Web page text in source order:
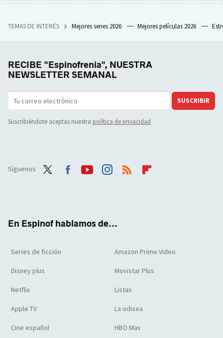
TEMAS DE INTERÉS Mejores series 2026 Mejores películas 2026
RECIBE "Espinofrenia", NUESTRA
NEWSLETTER SEMANAL
SUSCRIBIR
Suscribiéndote aceptas nuestra política de privacidad
Síguenos
En Espinof hablamos de...
Series de ficción Amazon Prime Video
Disney plus Movistar Plus
Netflix Listas
Apple TV La odisea
Cine español HBO Max